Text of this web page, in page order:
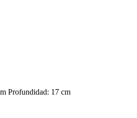
Profundidad: 17 cm